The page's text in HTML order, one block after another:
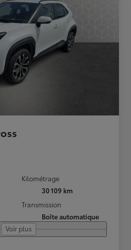
Kilométrage
30 109 km
Transmission
Boîte automatique
Voir plus